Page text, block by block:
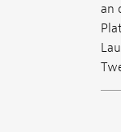
an